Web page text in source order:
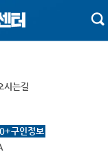
시는길
구인정보